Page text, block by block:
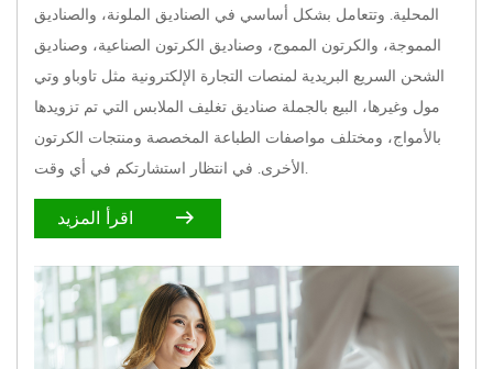
المحلية. وتتعامل بشكل أساسي في الصناديق الملونة، والصناديق
المموجة، والكرتون المموج، وصناديق الكرتون الصناعية، وصناديق
الشحن السريع البريدية لمنصات التجارة الإلكترونية مثل تاوباو وتي
مول وغيرها، البيع بالجملة صناديق تغليف الملابس التي تم تزويدها
بالأمواج، ومختلف مواصفات الطباعة المخصصة ومنتجات الكرتون
الأخرى. في انتظار استشارتكم في أي وقت.
اقرأ المزيد